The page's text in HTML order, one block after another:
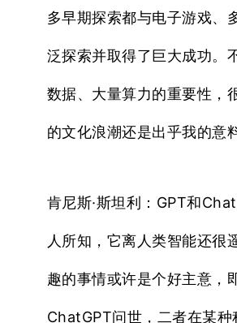
多早期探索都与电子游戏
泛探索并取得了巨大成功。
数据、大量算力的重要性，
的文化浪潮还是出乎我的意
肯尼斯·斯坦利： GPT和
人所知，它离人类智能还很
趣的事情或许是个好主意，
ChatGPT问世 ，二者在某